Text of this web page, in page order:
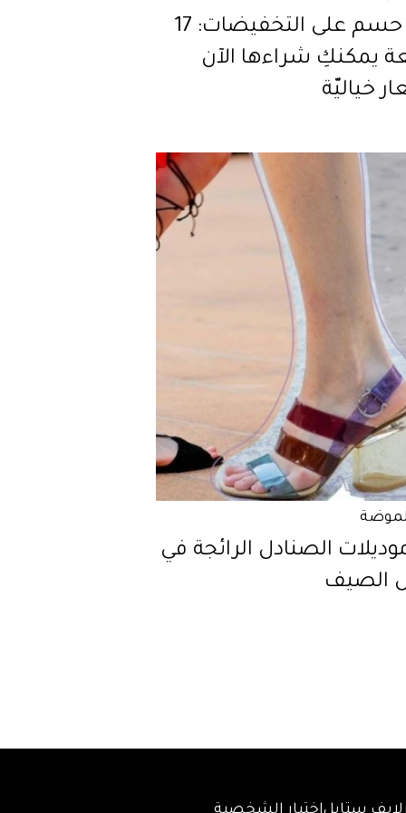
30% حسم على التخفيضات: 17
يمكنكِ شراءها الآن
خياليّة
الصنادل الرائجة في
الصيف